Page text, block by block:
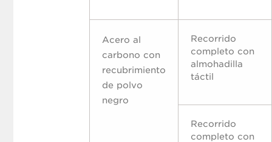
Acero al
carbono con
recubrimiento
de polvo
negro
Recorrido
completo con
almohadilla
táctil
Recorrido
completo con